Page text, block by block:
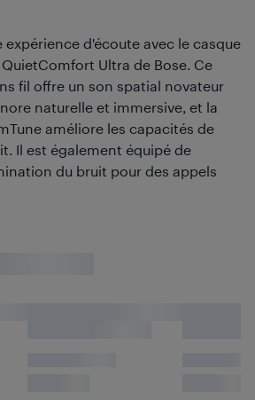
expérience d'écoute avec le casque
Ultra de Bose. Ce
fil offre un son spatial novateur
naturelle et immersive, et la
améliore les capacités de
Il est également équipé de
du bruit pour des appels